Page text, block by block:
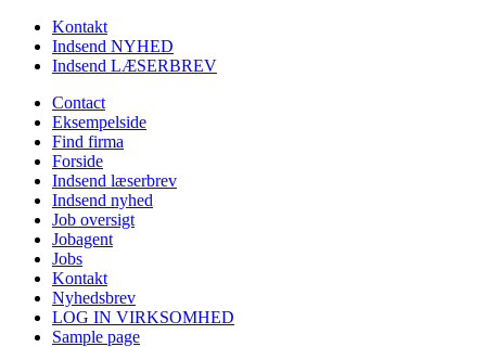
Kontakt
Indsend NYHED
Indsend LÆSERBREV
Contact
Eksempelside
Find firma
Forside
Indsend læserbrev
Indsend nyhed
Job oversigt
Jobagent
Jobs
Kontakt
Nyhedsbrev
LOG IN VIRKSOMHED
Sample page